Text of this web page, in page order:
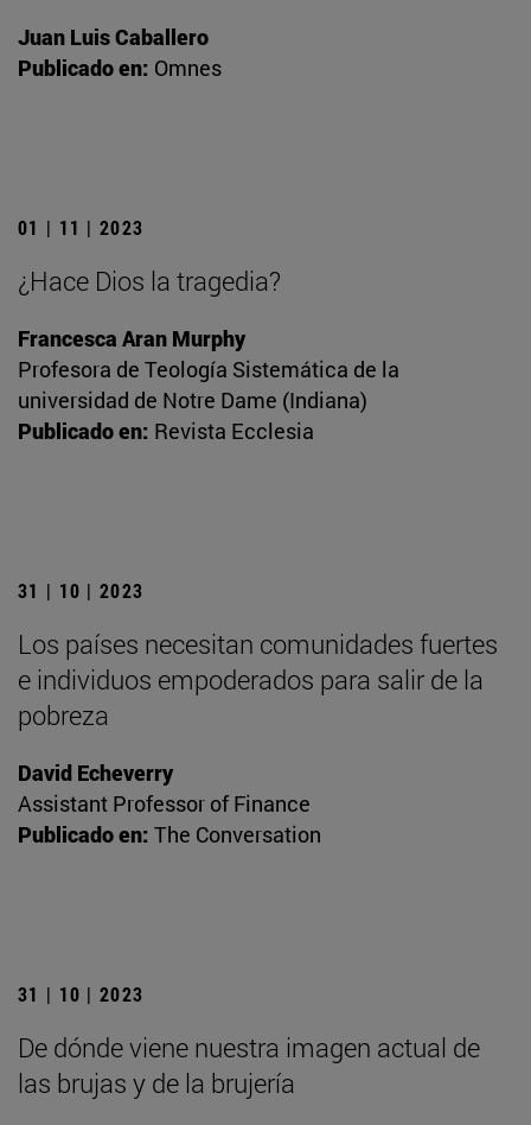
Juan Luis Caballero
Publicado en: Omnes
01 | 11 | 2023
¿Hace Dios la tragedia?
Francesca Aran Murphy
Profesora de Teología Sistemática de la
universidad de Notre Dame (Indiana)
Publicado en: Revista Ecclesia
31 | 10 | 2023
Los países necesitan comunidades fuertes
e individuos empoderados para salir de la
pobreza
David Echeverry
Assistant Professor of Finance
Publicado en: The Conversation
31 | 10 | 2023
De dónde viene nuestra imagen actual de
las brujas y de la brujería